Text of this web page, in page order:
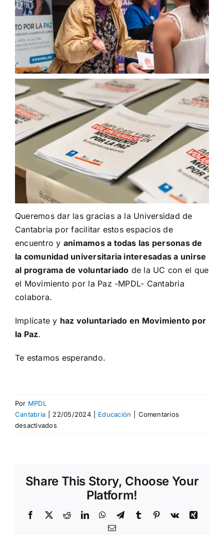
Queremos dar las gracias a la Universidad de
Cantabria por facilitar estos espacios de
encuentro y animamos a todas las personas de
la comunidad universitaria interesadas a unirse
al programa de voluntariado de la UC con el que
el Movimiento por la Paz -MPDL- Cantabria
colabora.
Implícate y haz voluntariado en Movimiento por
la Paz.
Te estamos esperando.
Por MPDL
Cantabria
22/05/2024 Educación
Comentarios
desactivadosen
de
Voluntariado
Share This Story, Choose Your
Platform!
Facebook
X RedditLinkedInWhatsApp
TelegramTumblr Pinterest
Vk
Xing
Correo